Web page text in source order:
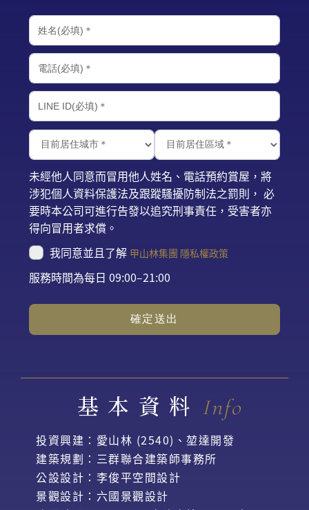
未經他人同意而冒用他人姓名、電話預約賞屋，將
涉犯個人資料保護法及跟蹤騷擾防制法之罰則， 必
要時本公司可進行告發以追究刑事責任，受害者亦
得向冒用者求償。
我同意並且了解 甲山林集團 隱私權政策
服務時間為每日 09:00–21:00
確定送出
基本資料 Info
投資興建：愛山林 (2540)、堃達開發
建築規劃：三群聯合建築師事務所
公設設計：李俊平空間設計
景觀設計：六國景觀設計